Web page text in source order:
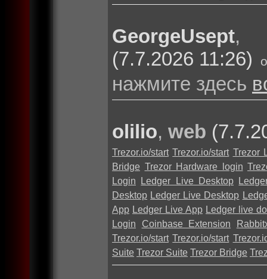
GeorgeUsept
(7.7.2026 11:26)
нажмите здесь
olilio, web
Trezor.io/start Trezor.io/start Trezor
Bridge Trezor Hardware login
Login
Ledger Live Desktop
Desktop Ledger Live Desktop
App Ledger Live App Ledger live
Login
Coinbase Extension
Trezor.io/start Trezor.io/start
Suite Trezor Suite Trezor Bridge